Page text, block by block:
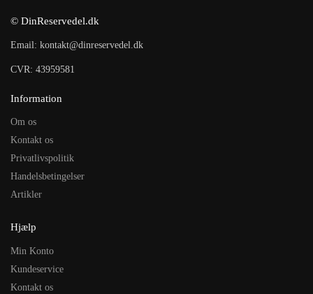
© DinReservedel.dk
Email: kontakt@dinreservedel.dk
CVR: 43959581
Information
Om os
Kontakt os
Privatlivspolitik
Handelsbetingelser
Artikler
Hjælp
Min Konto
Kundeservice
Kontakt os